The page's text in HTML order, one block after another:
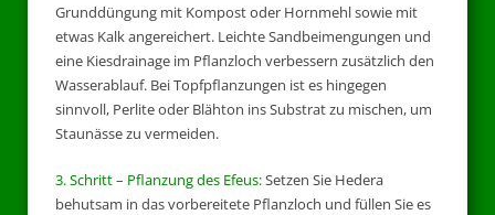
Grunddüngung mit Kompost oder Hornmehl sowie mit
etwas Kalk angereichert. Leichte Sandbeimengungen und
eine Kiesdrainage im Pflanzloch verbessern zusätzlich den
Wasserablauf. Bei Topfpflanzungen ist es hingegen
sinnvoll, Perlite oder Blähton ins Substrat zu mischen, um
Staunässe zu vermeiden.
3. Schritt – Pflanzung des Efeus:Setzen Sie Hedera
behutsam in das vorbereitete Pflanzloch und füllen Sie es